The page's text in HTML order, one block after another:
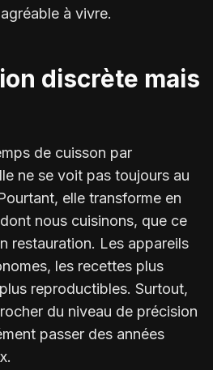
à vivre.
discrète mais
de cuisson par
ne se voit pas toujours au
elle transforme en
nous cuisinons, que ce
restauration. Les appareils
les recettes plus
reproductibles. Surtout,
du niveau de précision
passer des années